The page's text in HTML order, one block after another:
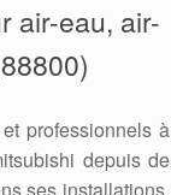
air-eau, air-
professionnels à
depuis de